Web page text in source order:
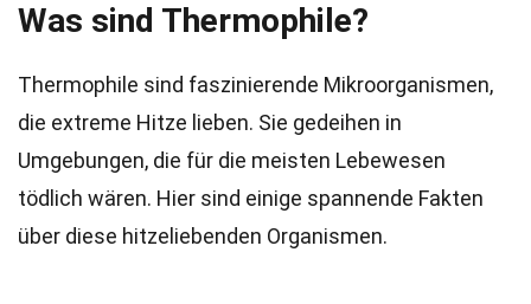
Was sind Thermophile?
Thermophile sind faszinierende Mikroorganismen,
die extreme Hitze lieben. Sie gedeihen in
Umgebungen, die für die meisten Lebewesen
tödlich wären. Hier sind einige spannende Fakten
über diese hitzeliebenden Organismen.